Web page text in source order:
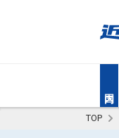
TOP